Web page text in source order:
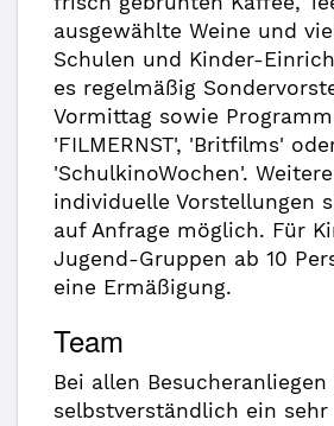
ausgewählte Weine und
Schulen und Kinder-
es regelmäßig
Vormittag sowie
'FILMERNST', 'Britfilms'
'SchulkinoWochen'.
individuelle Vorstellungen
auf Anfrage möglich. Für
Jugend-Gruppen ab 10
eine Ermäßigung.
Team
Bei allen
selbstverständlich ein sehr